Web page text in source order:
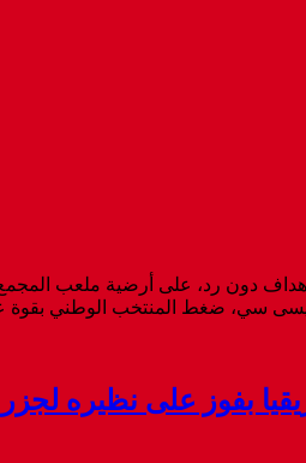
دون رد، على أرضية ملعب
بفوز على نظيره لجزر